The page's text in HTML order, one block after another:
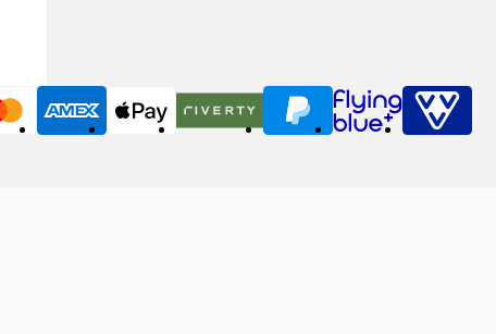
MasterCardAmerican Express
Apple Pay Riverty PayPal Flying BlueVVV